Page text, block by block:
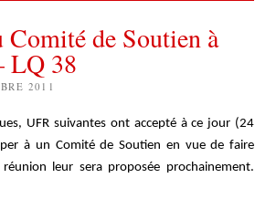
de Soutien à
LQ 38
2011
UFR suivantes ont accepté à ce jour (24
à un Comité de Soutien en vue de faire
leur sera proposée prochainement.